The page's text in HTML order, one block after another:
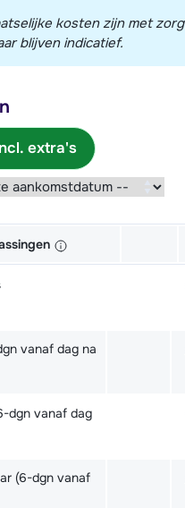
kosten zijn met zorg
blijven indicatief.
extra's
vanaf dag na
dgn vanaf dag
(6-dgn vanaf